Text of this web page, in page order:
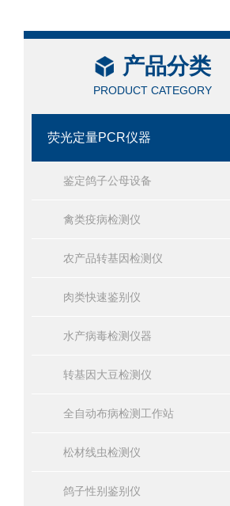
产品分类
PRODUCT CATEGORY
荧光定量PCR仪器
鉴定鸽子公母设备
禽类疫病检测仪
农产品转基因检测仪
肉类快速鉴别仪
水产病毒检测仪器
转基因大豆检测仪
全自动布病检测工作站
松材线虫检测仪
鸽子性别鉴别仪